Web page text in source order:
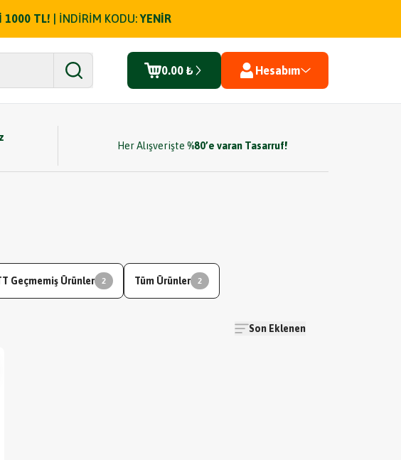
1000 TL! | İNDİRİM KODU:YENİR
0.00 ₺ Hesabım
Her Alışverişte %80’e varan Tasarruf!
Geçmemiş Ürünler 2 Tüm Ürünler 2
Son Eklenen